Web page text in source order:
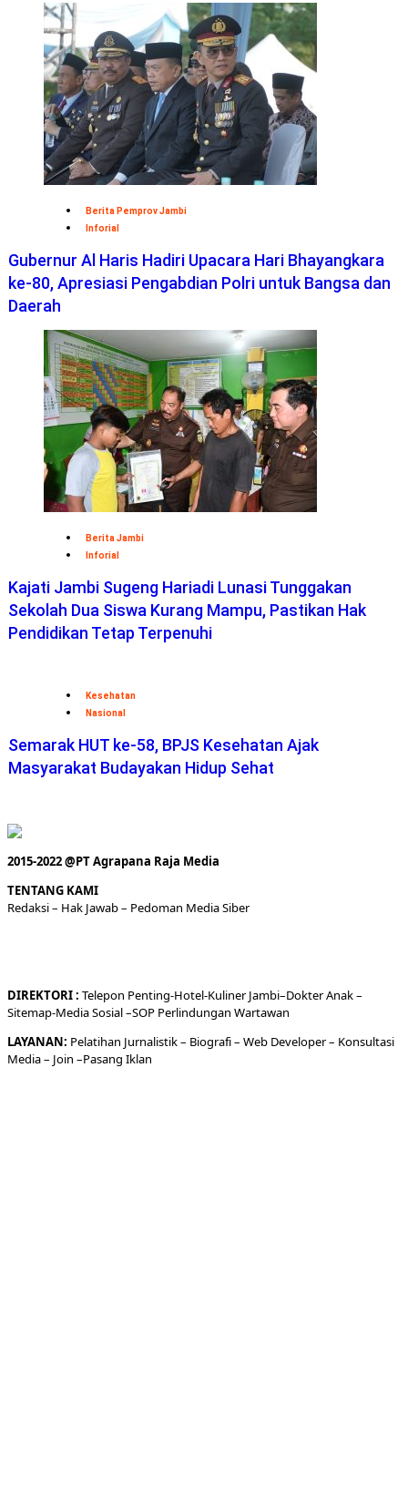
Berita Pemprov Jambi
Inforial
Gubernur Al Haris Hadiri Upacara Hari Bhayangkara
ke-80, Apresiasi Pengabdian Polri untuk Bangsa dan
Daerah
Berita Jambi
Inforial
Kajati Jambi Sugeng Hariadi Lunasi Tunggakan
Sekolah Dua Siswa Kurang Mampu, Pastikan Hak
Pendidikan Tetap Terpenuhi
Kesehatan
Nasional
Semarak HUT ke-58, BPJS Kesehatan Ajak
Masyarakat Budayakan Hidup Sehat
2015-2022 @PT Agrapana Raja Media
TENTANG KAMI
Redaksi– Hak Jawab – Pedoman Media Siber
DIREKTORI: Telepon Penting-Hotel-KulinerJambi–DokterAnak –
Sitemap-Media Sosial –SOP Perlindungan Wartawan
LAYANAN: Pelatihan Jurnalistik – Biografi– Web Developer– Konsultasi
Media– Join –Pasang Iklan